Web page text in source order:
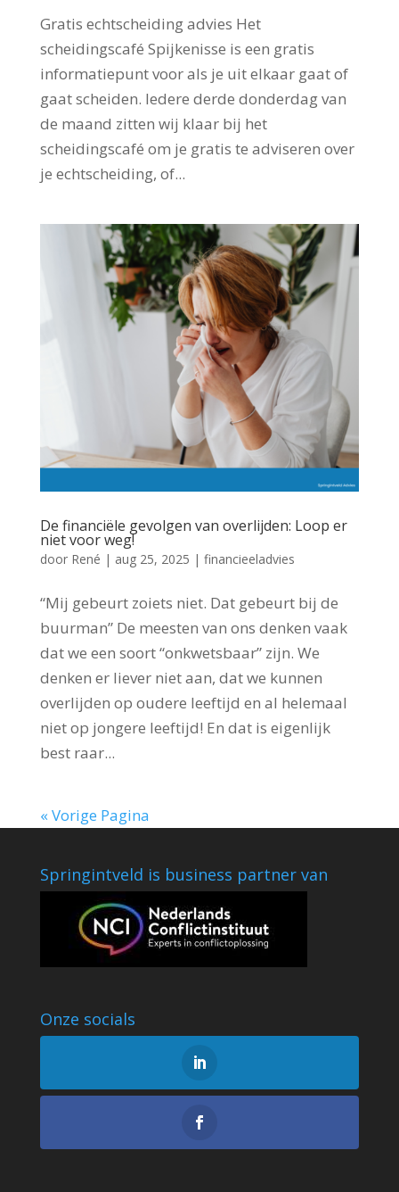
Gratis echtscheiding advies Het
scheidingscafé Spijkenisse is een gratis
informatiepunt voor als je uit elkaar gaat of
gaat scheiden. Iedere derde donderdag van
de maand zitten wij klaar bij het
scheidingscafé om je gratis te adviseren over
je echtscheiding, of...
De financiële gevolgen van overlijden: Loop er
niet voor weg!
door René | aug 25, 2025 | financieeladvies
“Mij gebeurt zoiets niet. Dat gebeurt bij de
buurman” De meesten van ons denken vaak
dat we een soort “onkwetsbaar” zijn. We
denken er liever niet aan, dat we kunnen
overlijden op oudere leeftijd en al helemaal
niet op jongere leeftijd! En dat is eigenlijk
best raar...
« Vorige Pagina
Springintveld is business partner van
Onze socials